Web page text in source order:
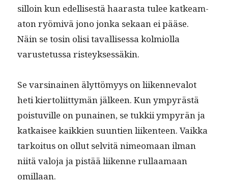
sil­loin kun edel­lis­es­tä haaras­ta tulee katkeam­
a­ton ryömivä jono jon­ka sekaan ei pääse.
Näin se tosin olisi taval­lises­sa kolmi­ol­la
varuste­tus­sa risteyksessäkin.
Se varsi­nainen älyt­tömyys on liiken­neval­ot
heti kier­toli­it­tymän jäl­keen. Kun ympyrästä
pois­tuville on punainen, se tukkii ympyrän ja
katkaisee kaikkien suun­tien liiken­teen. Vaik­ka
tarkoi­tus on ollut selvitä nimeo­maan ilman
niitä val­o­ja ja pistää liikenne rul­laa­maan
omillaan.